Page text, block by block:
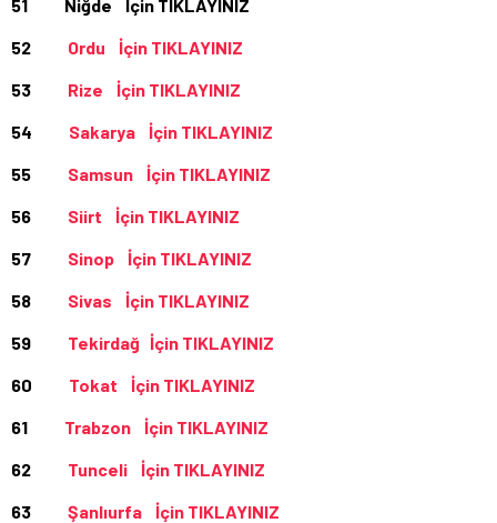
51 Niğde İçin TIKLAYINIZ
52 Ordu İçin TIKLAYINIZ
53 Rize İçin TIKLAYINIZ
54 Sakarya İçin TIKLAYINIZ
55 Samsun İçin TIKLAYINIZ
56 Siirt İçin TIKLAYINIZ
57 Sinop İçin TIKLAYINIZ
58 Sivas İçin TIKLAYINIZ
59 Tekirdağ İçin TIKLAYINIZ
60
Tokat İçin TIKLAYINIZ
61 Trabzon İçin TIKLAYINIZ
62 Tunceli İçin TIKLAYINIZ
63 Şanlıurfa İçin TIKLAYINIZ